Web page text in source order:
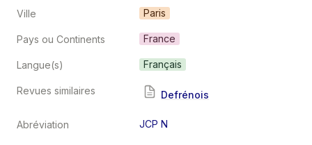
Ville Paris
Pays ou Continents France
Langue(s) Français
Revues similaires Defrénois
Abréviation JCP N